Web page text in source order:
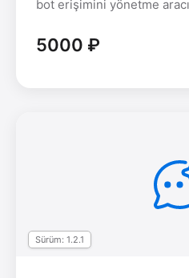
bot erişimini yönetme
5000 ₽
Sürüm: 1.2.1